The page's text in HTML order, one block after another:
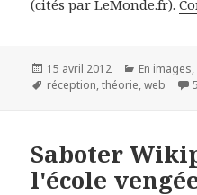
(cités par LeMonde.fr).
Publié
le
15 avril 2012 Catégories
En images,
Mots-
réception,théorie,web
Saboter
l'école